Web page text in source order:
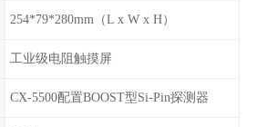
254*79*280mm（L x W x H）
工业级电阻触摸屏
CX-5500配置BOOST型Si-Pin探测器